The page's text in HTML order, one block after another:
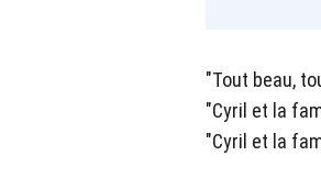
"Tout beau,
"Cyril et la
"Cyril et la